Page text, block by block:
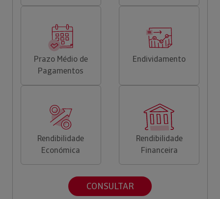
Prazo Médio de
Pagamentos
Endividamento
Rendibilidade
Económica
Rendibilidade
Financeira
CONSULTAR